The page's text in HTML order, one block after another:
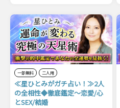
一部無料 二人用
≪星ひとみがガチ占い！≫2人
の全相性◆徹底鑑定〜恋愛/心
とSEX/結婚